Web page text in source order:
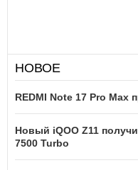
НОВОЕ
REDMI Note 17 Pro Max
Новый iQOO Z11
7500 Turbo